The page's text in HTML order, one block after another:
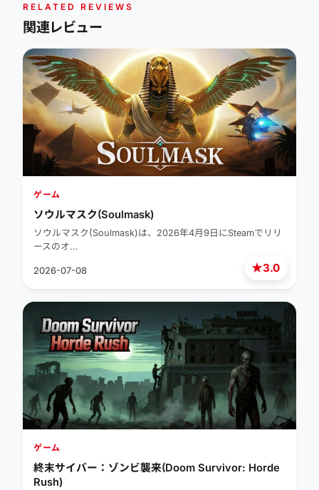
RELATED REVIEWS
関連レビュー
★3.0
ゲーム
ソウルマスク(Soulmask)
ソウルマスク(Soulmask)は、2026年4月9日にSteamでリリ
ースのオ…
2026-07-08
ゲーム
終末サイバー：ゾンビ襲来(Doom Survivor: Horde
Rush)